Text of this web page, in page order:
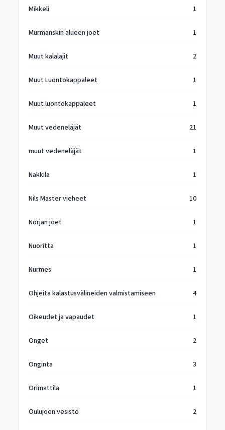
Mikkeli 1
Murmanskin alueen joet 1
Muut kalalajit 2
Muut Luontokappaleet 1
Muut luontokappaleet 1
Muut vedeneläjät 21
muut vedeneläjät 1
Nakkila 1
Nils Master vieheet 10
Norjan joet 1
Nuoritta 1
Nurmes 1
Ohjeita kalastusvälineiden valmistamiseen 4
Oikeudet ja vapaudet 1
Onget 2
Onginta 3
Orimattila 1
Oulujoen vesistö 2